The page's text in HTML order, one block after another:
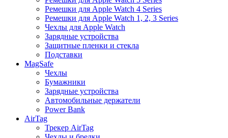
Ремешки для Apple Watch 4 Series
Ремешки для Apple Watch 1, 2, 3 Series
Чехлы для Apple Watch
Зарядные устройства
Защитные пленки и стекла
Подставки
MagSafe
Чехлы
Бумажники
Зарядные устройства
Автомобильные держатели
Power Bank
AirTag
Трекер AirTag